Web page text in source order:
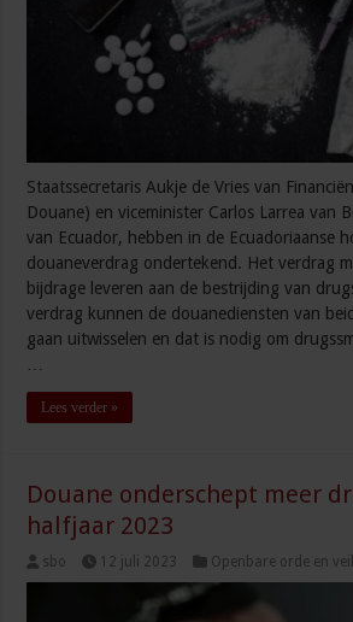
Staatssecretaris Aukje de Vries van
Douane) en viceminister Carlos Larrea van
van Ecuador, hebben in de Ecuadoriaanse
douaneverdrag ondertekend. Het verdrag
bijdrage leveren aan de bestrijding van
verdrag kunnen de douanediensten van
gaan uitwisselen en dat is nodig om
Lees verder »
Douane onderschept meer
halfjaar 2023
sbo 12 juli 2023 Openbare orde en